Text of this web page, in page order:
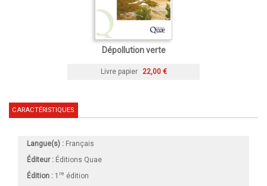
Dépollution verte
Livre papier 22,00 €
CARACTÉRISTIQUES
Langue(s) : Français
Éditeur : Éditions Quae
Édition : 1 re édition